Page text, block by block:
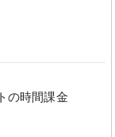
の時間課金